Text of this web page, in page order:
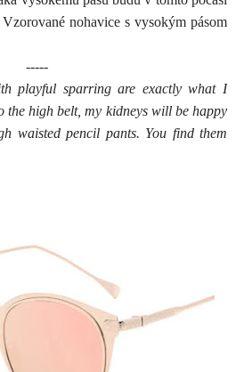
nohavice s vysokým pásom
-----
playful sparring are exactly what I
the high belt, my kidneys will be happy
waisted pencil pants. You find them